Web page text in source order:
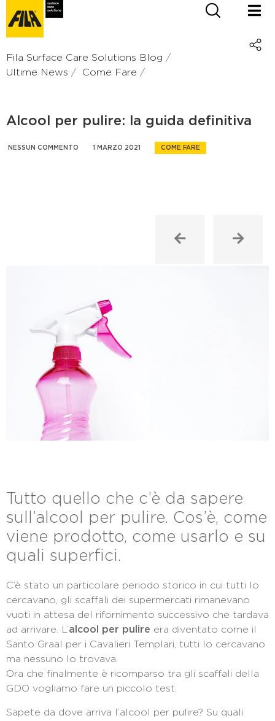
Fila Surface Care Solutions Blog
Ultime News
Come Fare
Alcool per pulire: la guida definitiva
NESSUN COMMENTO 1 MARZO 2021 COME FARE
Tutto quello che c’è da sapere
sull’alcool per pulire. Cos’è, come
viene prodotto, come usarlo e su
quali superfici.
C’è stato un particolare periodo storico in cui tutti lo
cercavano, gli scaffali dei supermercati rimanevano
vuoti in attesa del rifornimento successivo che tardava
ad arrivare. L’alcool per pulire era diventato come il
Santo Graal per i Cavalieri Templari, tutti lo cercavano
ma nessuno lo trovava.
Ora che finalmente è ricomparso tra gli scaffali della
GDO vogliamo fare un piccolo test.
Sapete da dove arriva l’alcool per pulire? Su quali